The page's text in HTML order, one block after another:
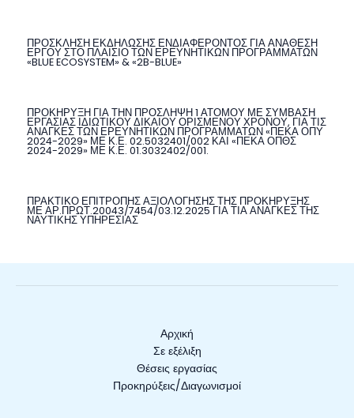
ΠΡΟΣΚΛΗΣΗ ΕΚΔΗΛΩΣΗΣ ΕΝΔΙΑΦΕΡΟΝΤΟΣ ΓΙΑ ΑΝΑΘΕΣΗ
ΕΡΓΟΥ ΣΤΟ ΠΛΑΙΣΙΟ ΤΩΝ ΕΡΕΥΝΗΤΙΚΩΝ ΠΡΟΓΡΑΜΜΑΤΩΝ
«BLUE ECOSYSTEM» & «2B-BLUE»
ΠΡΟΚΗΡΥΞΗ ΓΙΑ ΤΗΝ ΠΡΟΣΛΗΨΗ 1 ΑΤΟΜΟΥ ΜΕ ΣΥΜΒΑΣΗ
ΕΡΓΑΣΙΑΣ ΙΔΙΩΤΙΚΟΥ ΔΙΚΑΙΟΥ ΟΡΙΣΜΕΝΟΥ ΧΡΟΝΟΥ, ΓΙΑ ΤΙΣ
ΑΝΑΓΚΕΣ ΤΩΝ ΕΡΕΥΝΗΤΙΚΩΝ ΠΡΟΓΡΑΜΜΑΤΩΝ «ΠΕΚΑ ΟΠΥ
2024-2029» ΜΕ Κ.Ε. 02.5032401/002 ΚΑΙ «ΠΕΚΑ ΟΠΘΣ
2024-2029» ΜΕ Κ.Ε. 01.3032402/001.
ΠΡΑΚΤΙΚΟ ΕΠΙΤΡΟΠΗΣ ΑΞΙΟΛΟΓΗΣΗΣ ΤΗΣ ΠΡΟΚΗΡΥΞΗΣ
ΜΕ ΑΡ.ΠΡΩΤ.20043/7454/03.12.2025 ΓΙΑ ΤΙΑ ΑΝΑΓΚΕΣ ΤΗΣ
ΝΑΥΤΙΚΗΣ ΥΠΗΡΕΣΙΑΣ
Αρχική
Σε εξέλιξη
Θέσεις εργασίας
Προκηρύξεις/Διαγωνισμοί